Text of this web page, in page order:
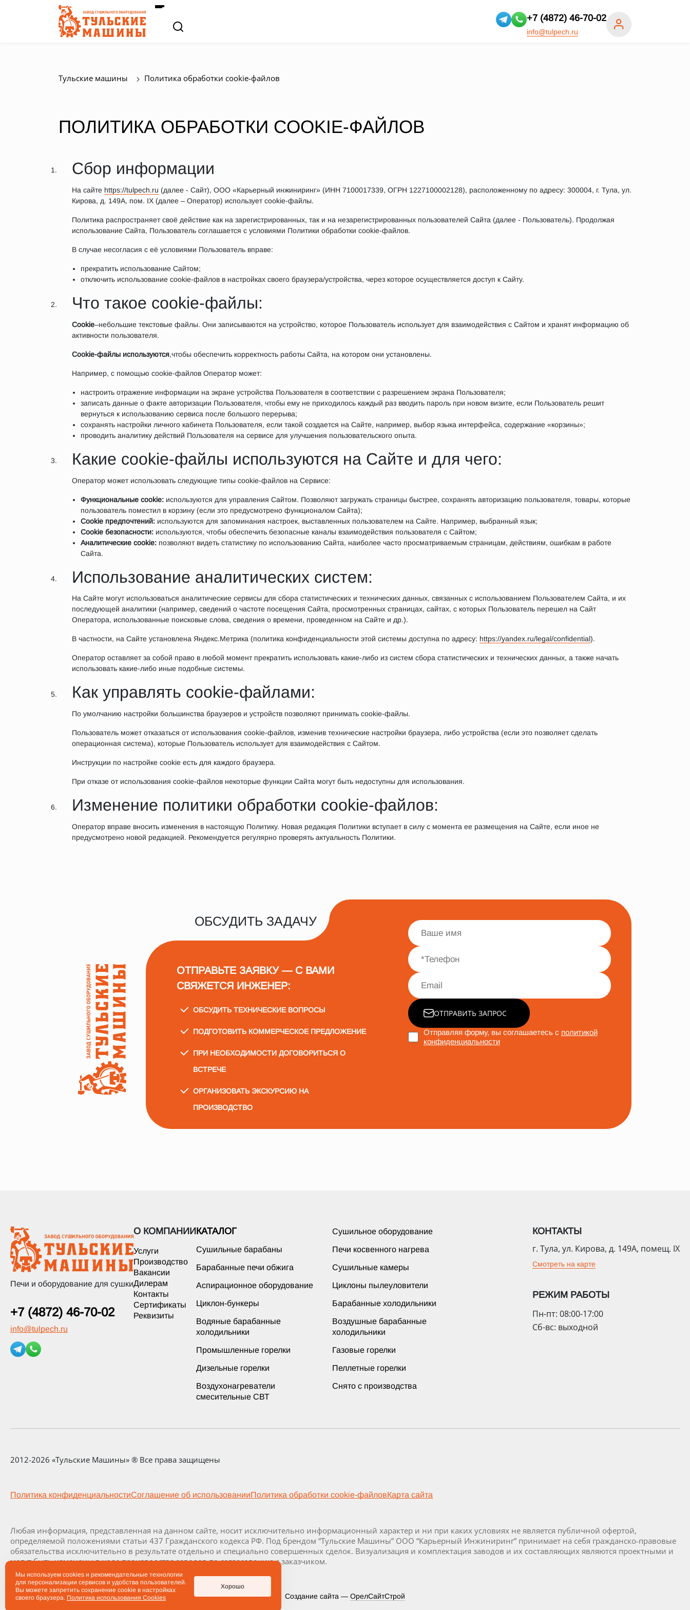
+7 (4872) 46-70-02
info@tulpech.ru
Тульские машины Политика обработки cookie-файлов
ПОЛИТИКА ОБРАБОТКИ COOKIE-ФАЙЛОВ
Сбор информации
На сайте https://tulpech.ru (далее - Сайт), ООО «Карьерный инжиниринг» (ИНН 7100017339, ОГРН 1227100002128), расположенному по адресу: 300004, г. Тула, ул.
Кирова, д. 149А, пом. IX (далее – Оператор) использует cookie-файлы.
Политика распространяет своё действие как на зарегистрированных, так и на незарегистрированных пользователей Сайта (далее - Пользователь). Продолжая
использование Сайта, Пользователь соглашается с условиями Политики обработки cookie-файлов.
В случае несогласия с её условиями Пользователь вправе:
прекратить использование Сайтом;
отключить использование cookie-файлов в настройках своего браузера/устройства, через которое осуществляется доступ к Сайту.
Что такое cookie-файлы:
Cookie–небольшие текстовые файлы. Они записываются на устройство, которое Пользователь использует для взаимодействия с Сайтом и хранят информацию об
активности пользователя.
Cookie-файлы используются,чтобы обеспечить корректность работы Сайта, на котором они установлены.
Например, с помощью cookie-файлов Оператор может:
настроить отражение информации на экране устройства Пользователя в соответствии с разрешением экрана Пользователя;
записать данные о факте авторизации Пользователя, чтобы ему не приходилось каждый раз вводить пароль при новом визите, если Пользователь решит
вернуться к использованию сервиса после большого перерыва;
сохранять настройки личного кабинета Пользователя, если такой создается на Сайте, например, выбор языка интерфейса, содержание «корзины»;
проводить аналитику действий Пользователя на сервисе для улучшения пользовательского опыта.
Какие cookie-файлы используются на Сайте и для чего:
Оператор может использовать следующие типы cookie-файлов на Сервисе:
Функциональные cookie:используются для управления Сайтом. Позволяют загружать страницы быстрее, сохранять авторизацию пользователя, товары, которые
пользователь поместил в корзину (если это предусмотрено функционалом Сайта);
Cookie предпочтений:используются для запоминания настроек, выставленных пользователем на Сайте. Например, выбранный язык;
Cookie безопасности:используются, чтобы обеспечить безопасные каналы взаимодействия пользователя с Сайтом;
Аналитические cookie: позволяют видеть статистику по использованию Сайта, наиболее часто просматриваемым страницам, действиям, ошибкам в работе
Сайта.
Использование аналитических систем:
На Сайте могут использоваться аналитические сервисы для сбора статистических и технических данных, связанных с использованием Пользователем Сайта, и их
последующей аналитики (например, сведений о частоте посещения Сайта, просмотренных страницах, сайтах, с которых Пользователь перешел на Сайт
Оператора, использованные поисковые слова, сведения о времени, проведенном на Сайте и др.).
В частности, на Сайте установлена Яндекс.Метрика (политика конфиденциальности этой системы доступна по адресу: https://yandex.ru/legal/confidential).
Оператор оставляет за собой право в любой момент прекратить использовать какие-либо из систем сбора статистических и технических данных, а также начать
использовать какие-либо иные подобные системы.
Как управлять cookie-файлами:
По умолчанию настройки большинства браузеров и устройств позволяют принимать cookie-файлы.
Пользователь может отказаться от использования cookie-файлов, изменив технические настройки браузера, либо устройства (если это позволяет сделать
операционная система), которые Пользователь использует для взаимодействия с Сайтом.
Инструкции по настройке cookie есть для каждого браузера.
При отказе от использования cookie-файлов некоторые функции Сайта могут быть недоступны для использования.
Изменение политики обработки cookie-файлов:
Оператор вправе вносить изменения в настоящую Политику. Новая редакция Политики вступает в силу с момента ее размещения на Сайте, если иное не
предусмотрено новой редакцией. Рекомендуется регулярно проверять актуальность Политики.
ОБСУДИТЬ ЗАДАЧУ
ОТПРАВЬТЕ ЗАЯВКУ — С ВАМИ
СВЯЖЕТСЯ ИНЖЕНЕР:
ОБСУДИТЬ ТЕХНИЧЕСКИЕ ВОПРОСЫ
ПОДГОТОВИТЬ КОММЕРЧЕСКОЕ ПРЕДЛОЖЕНИЕ
ПРИ НЕОБХОДИМОСТИ ДОГОВОРИТЬСЯ О
ВСТРЕЧЕ
ОРГАНИЗОВАТЬ ЭКСКУРСИЮ НА
ПРОИЗВОДСТВО
ОТПРАВИТЬ ЗАПРОС
Отправляя форму, вы соглашаетесь с политикой
конфиденциальности
Печи и оборудование для сушки
+7 (4872) 46-70-02
info@tulpech.ru
О КОМПАНИИ
Услуги
Производство
Вакансии
Дилерам
Контакты
Сертификаты
Реквизиты
КАТАЛОГ Сушильное оборудование
Сушильные барабаны Печи косвенного нагрева
Барабанные печи обжига Сушильные камеры
Аспирационное оборудование Циклоны пылеуловители
Циклон-бункеры Барабанные холодильники
Водяные барабанные
холодильники
Воздушные барабанные
холодильники
Промышленные горелки Газовые горелки
Дизельные горелки Пеллетные горелки
Воздухонагреватели
смесительные СВТ
Снято с производства
КОНТАКТЫ
г. Тула, ул. Кирова, д. 149А, помещ. IX
Смотреть на карте
РЕЖИМ РАБОТЫ
Пн-пт: 08:00-17:00
Сб-вс: выходной
2012-2026 «Тульские Машины» ® Все права защищены
Политика конфиденциальностиСоглашение об использованииПолитика обработки cookie-файловКарта сайта
Любая информация, представленная на данном сайте, носит исключительно информационный характер и ни при каких условиях не является публичной офертой,
определяемой положениями статьи 437 Гражданского кодекса РФ. Под брендом “Тульские Машины” ООО “Карьерный Инжиниринг” принимает на себя гражданско-правовые
обязательства исключительно в результате отдельно и специально совершенных сделок. Визуализация и комплектация заводов и их составляющих являются проектными и
могут быть изменены в ходе производства заводов по согласованию с заказчиком.
Создание сайта — ОрелСайтСтрой
Мы используем cookies и рекомендательные технологии
для персонализации сервисов и удобства пользователей.
Вы можете запретить сохранение cookie в настройках
своего браузера. Политика использования Cookies
Хорошо